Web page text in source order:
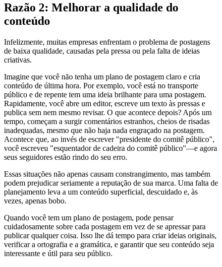
Razão 2: Melhorar a qualidade do
conteúdo
Infelizmente, muitas empresas enfrentam o problema de postagens
de baixa qualidade, causadas pela pressa ou pela falta de ideias
criativas.
Imagine que você não tenha um plano de postagem claro e cria
conteúdo de última hora. Por exemplo, você está no transporte
público e de repente tem uma ideia brilhante para uma postagem.
Rapidamente, você abre um editor, escreve um texto às pressas e
publica sem nem mesmo revisar. O que acontece depois? Após um
tempo, começam a surgir comentários estranhos, cheios de risadas
inadequadas, mesmo que não haja nada engraçado na postagem.
Acontece que, ao invés de escrever "presidente do comitê público",
você escreveu "esquentador de cadeira do comitê público"—e agora
seus seguidores estão rindo do seu erro.
Essas situações não apenas causam constrangimento, mas também
podem prejudicar seriamente a reputação de sua marca. Uma falta de
planejamento leva a um conteúdo superficial, descuidado e, às
vezes, apenas bobo.
Quando você tem um plano de postagem, pode pensar
cuidadosamente sobre cada postagem em vez de se apressar para
publicar qualquer coisa. Isso lhe dá tempo para criar ideias originais,
verificar a ortografia e a gramática, e garantir que seu conteúdo seja
interessante e útil para seu público.